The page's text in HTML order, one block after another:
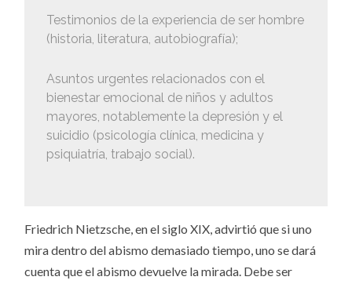
Testimonios de la experiencia de ser hombre
(historia, literatura, autobiografía);
Asuntos urgentes relacionados con el
bienestar emocional de niños y adultos
mayores, notablemente la depresión y el
suicidio (psicología clínica, medicina y
psiquiatría, trabajo social).
Friedrich Nietzsche, en el siglo XIX, advirtió que si uno
mira dentro del abismo demasiado tiempo, uno se dará
cuenta que el abismo devuelve la mirada. Debe ser